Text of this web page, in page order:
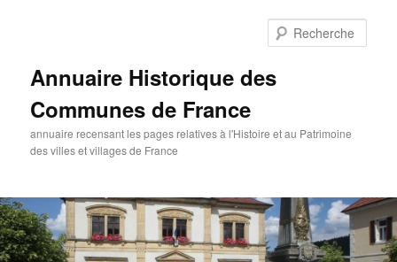
Annuaire Historique des
Communes de France
annuaire recensant les pages relatives à l'Histoire et au Patrimoine
des villes et villages de France